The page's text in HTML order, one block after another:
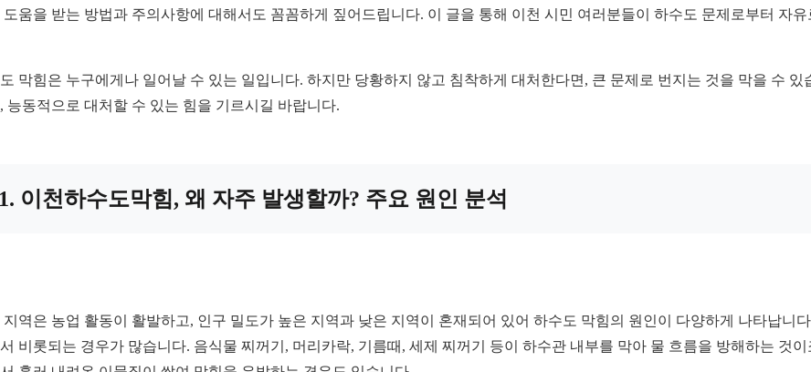
도움을 받는 방법과 주의사항에 대해서도 꼼꼼하게 짚어드립니다. 이 글을 통해 이천 시민 여러분들이 하수도 문제로부터 자
막힘은 누구에게나 일어날 수 있는 일입니다. 하지만 당황하지 않고 침착하게 대처한다면, 큰 문제로 번지는 것을 막을 수
능동적으로 대처할 수 있는 힘을 기르시길 바랍니다.
이천하수도막힘, 왜 자주 발생할까? 주요 원인 분석
지역은 농업 활동이 활발하고, 인구 밀도가 높은 지역과 낮은 지역이 혼재되어 있어 하수도 막힘의 원인이 다양하게 나타납니
비롯되는 경우가 많습니다. 음식물 찌꺼기, 머리카락, 기름때, 세제 찌꺼기 등이 하수관 내부를 막아 물 흐름을 방해하는 것